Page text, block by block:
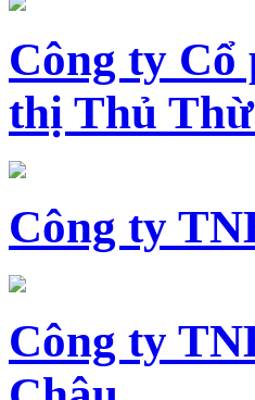
Công ty Cổ
thị Thủ
Công ty
Công ty